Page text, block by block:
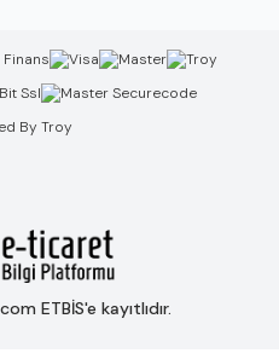
ETBİS'e kayıtlıdır.